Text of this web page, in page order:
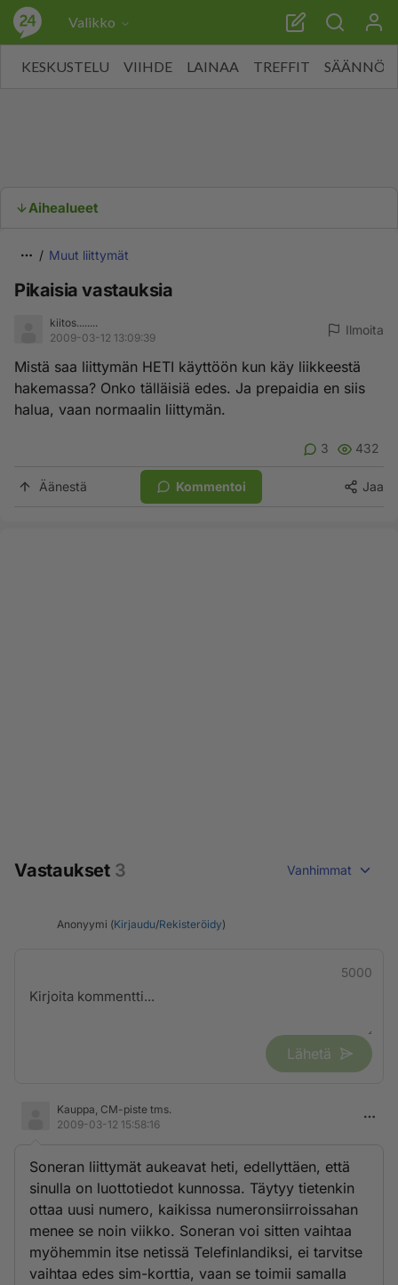
Valikko
KESKUSTELU VIIHDE LAINAA TREFFIT SÄÄNNÖT
Aihealueet
Muut liittymät
Pikaisia vastauksia
kiitos........
2009-03-12 13:09:39
Ilmoita
Mistä saa liittymän HETI käyttöön kun käy liikkeestä
hakemassa? Onko tälläisiä edes. Ja prepaidia en siis
halua, vaan normaalin liittymän.
3 432
Äänestä Kommentoi Jaa
Vastaukset 3 Vanhimmat
Anonyymi (Kirjaudu/Rekisteröidy)
5000
Lähetä
Kauppa, CM-piste tms.
2009-03-12 15:58:16
Soneran liittymät aukeavat heti, edellyttäen, että
sinulla on luottotiedot kunnossa. Täytyy tietenkin
ottaa uusi numero, kaikissa numeronsiirroissahan
menee se noin viikko. Soneran voi sitten vaihtaa
myöhemmin itse netissä Telefinlandiksi, ei tarvitse
vaihtaa edes sim-korttia, vaan se toimii samalla